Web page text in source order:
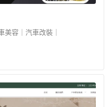
美容｜汽車改裝｜